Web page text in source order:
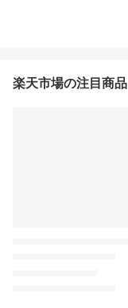
楽天市場の注目商品